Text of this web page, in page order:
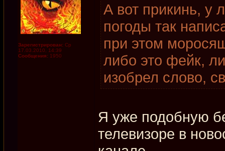
Зарегистрирован: Ср
17.03.2010, 14:39
Сообщения: 1950
А вот прикинь, у
погоды так
при этом
либо это фейк,
изобрел слово,
Я уже подобную
телевизоре в